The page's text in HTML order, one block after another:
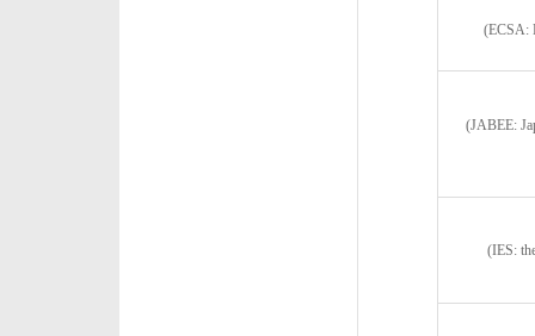
(ECSA:
(JABEE:
(IES: